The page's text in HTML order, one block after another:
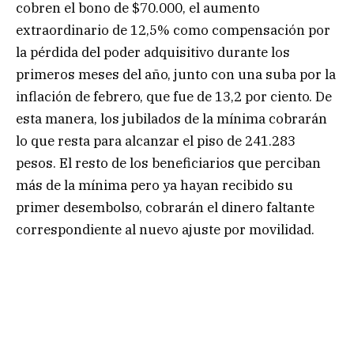
cobren el bono de $70.000, el aumento
extraordinario de 12,5% como compensación por
la pérdida del poder adquisitivo durante los
primeros meses del año, junto con una suba por la
inflación de febrero, que fue de 13,2 por ciento. De
esta manera, los jubilados de la mínima cobrarán
lo que resta para alcanzar el piso de 241.283
pesos. El resto de los beneficiarios que perciban
más de la mínima pero ya hayan recibido su
primer desembolso, cobrarán el dinero faltante
correspondiente al nuevo ajuste por movilidad.